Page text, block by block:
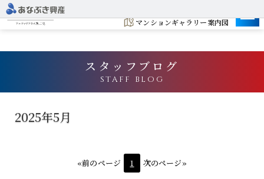
マンションギャラリー案内図
スタッフブログ
STAFF BLOG
2025年5月
«前のページ 1 次のページ»